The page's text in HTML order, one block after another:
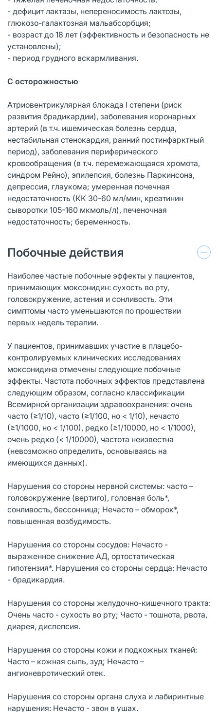
- дефицит лактазы, непереносимость лактозы,
глюкозо-галактозная мальабсорбция;
- возраст до 18 лет (эффективность и безопасность не
установлены);
- период грудного вскармливания.
С осторожностью
Атриовентрикулярная блокада I степени (риск
развития брадикардии), заболевания коронарных
артерий (в т.ч. ишемическая болезнь сердца,
нестабильная стенокардия, ранний постинфарктный
период), заболевания периферического
кровообращения (в т.ч. перемежающаяся хромота,
синдром Рейно), эпилепсия, болезнь Паркинсона,
депрессия, глаукома; умеренная почечная
недостаточность (КК 30-60 мл/мин, креатинин
сыворотки 105-160 мкмоль/л), печеночная
недостаточность; беременность.
Побочные действия
Наиболее частые побочные эффекты у пациентов,
принимающих моксонидин: сухость во рту,
головокружение, астения и сонливость. Эти
симптомы часто уменьшаются по прошествии
первых недель терапии.
У пациентов, принимавших участие в плацебо-
контролируемых клинических исследованиях
моксонидина отмечены следующие побочные
эффекты. Частота побочных эффектов представлена
следующим образом, согласно классификации
Всемирной организации здравоохранения: очень
часто (≥1/10), часто (≥1/100, но < 1/10), нечасто
(≥1/1000, но < 1/100), редко (≥1/10000, но < 1/1000),
очень редко (< 1/10000), частота неизвестна
(невозможно определить, основываясь на
имеющихся данных).
Нарушения со стороны нервной системы: часто –
головокружение (вертиго), головная боль*,
сонливость, бессонница; Нечасто – обморок*,
повышенная возбудимость.
Нарушения со стороны сосудов: Нечасто -
выраженное снижение АД, ортостатическая
гипотензия*. Нарушения со стороны сердца: Нечасто
- брадикардия.
Нарушения со стороны желудочно-кишечного тракта:
Очень часто - сухость во рту; Часто - тошнота, рвота,
диарея, диспепсия.
Нарушения со стороны кожи и подкожных тканей:
Часто – кожная сыпь, зуд; Нечасто –
ангионевротический отек.
Нарушения со стороны органа слуха и лабиринтные
нарушения: Нечасто - звон в ушах.